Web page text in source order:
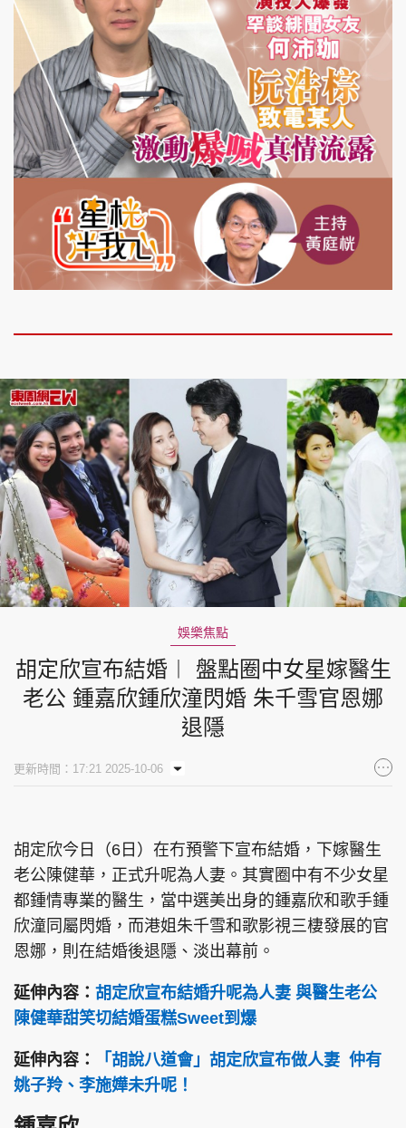
娛樂焦點
胡定欣宣布結婚︱ 盤點圈中女星嫁醫生
老公 鍾嘉欣鍾欣潼閃婚 朱千雪官恩娜
退隱
更新時間：17:21 2025-10-06
胡定欣今日（6日）在冇預警下宣布結婚，下嫁醫生
老公陳健華，正式升呢為人妻。其實圈中有不少女星
都鍾情專業的醫生，當中選美出身的鍾嘉欣和歌手鍾
欣潼同屬閃婚，而港姐朱千雪和歌影視三棲發展的官
恩娜，則在結婚後退隱、淡出幕前。
延伸內容： 胡定欣宣布結婚升呢為人妻 與醫生老公
陳健華甜笑切結婚蛋糕Sweet到爆
延伸內容：
「胡說八道會」胡定欣宣布做人妻 仲有
姚子羚、李施嬅未升呢！